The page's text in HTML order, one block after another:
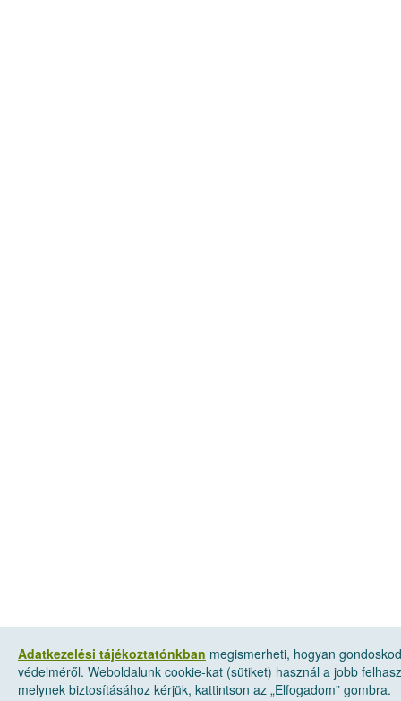
Adatkezelési tájékoztatónkban megismerheti, hogyan
védelméről. Weboldalunk cookie-kat (sütiket) használ a jobb
melynek biztosításához kérjük, kattintson az „Elfogadom” gombra.